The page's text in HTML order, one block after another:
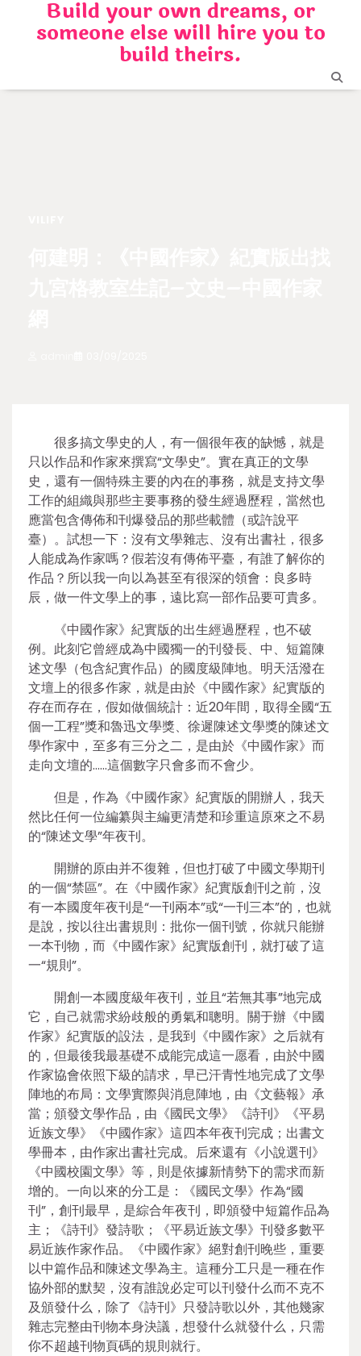
Build your own dreams, or
someone else will hire you to
build theirs.
很多搞文學史的人，有一個很年夜的缺憾，就是
只以作品和作家來撰寫“文學史”。實在真正的文學
史，還有一個特殊主要的內在的事務，就是支持文學
工作的組織與那些主要事務的發生經過歷程，當然也
應當包含傳佈和刊爆發品的那些載體（或許說平
臺）。試想一下：沒有文學雜志、沒有出書社，很多
人能成為作家嗎？假若沒有傳佈平臺，有誰了解你的
作品？所以我一向以為甚至有很深的領會：良多時
辰，做一件文學上的事，遠比寫一部作品要可貴多。
《中國作家》紀實版的出生經過歷程，也不破
例。此刻它曾經成為中國獨一的刊發長、中、短篇陳
述文學（包含紀實作品）的國度級陣地。明天活潑在
文壇上的很多作家，就是由於《中國作家》紀實版的
存在而存在，假如做個統計：近20年間，取得全國“五
個一工程”獎和魯迅文學獎、徐遲陳述文學獎的陳述文
學作家中，至多有三分之二，是由於《中國作家》而
走向文壇的……這個數字只會多而不會少。
但是，作為《中國作家》紀實版的開辦人，我天
然比任何一位編纂與主編更清楚和珍重這原來之不易
的“陳述文學”年夜刊。
開辦的原由并不復雜，但也打破了中國文學期刊
的一個“禁區”。在《中國作家》紀實版創刊之前，沒
有一本國度年夜刊是“一刊兩本”或“一刊三本”的，也就
是說，按以往出書規則：批你一個刊號，你就只能辦
一本刊物，而《中國作家》紀實版創刊，就打破了這
一“規則”。
開創一本國度級年夜刊，並且“若無其事”地完成
它，自己就需求紛歧般的勇氣和聰明。關于辦《中國
作家》紀實版的設法，是我到《中國作家》之后就有
的，但最後我最基礎不成能完成這一愿看，由於中國
作家協會依照下級的請求，早已汗青性地完成了文學
陣地的布局：文學實際與消息陣地，由《文藝報》承
當；頒發文學作品，由《國民文學》《詩刊》《平易
近族文學》《中國作家》這四本年夜刊完成；出書文
學冊本，由作家出書社完成。后來還有《小說選刊》
《中國校園文學》等，則是依據新情勢下的需求而新
增的。一向以來的分工是：《國民文學》作為“國
刊”，創刊最早，是綜合年夜刊，即頒發中短篇作品為
主；《詩刊》發詩歌；《平易近族文學》刊發多數平
易近族作家作品。《中國作家》絕對創刊晚些，重要
以中篇作品和陳述文學為主。這種分工只是一種在作
協外部的默契，沒有誰說必定可以刊發什么而不克不
及頒發什么，除了《詩刊》只發詩歌以外，其他幾家
雜志完整由刊物本身決議，想發什么就發什么，只需
你不超越刊物頁碼的規則就行。